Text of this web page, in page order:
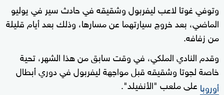
وتوفي غوتا لاعب ليفربول وشقيقه في حادث سير في يوليو
الماضي، بعد خروج سيارتهما عن مسارها، وذلك بعد أيام قليلة
من زفافه.
وقدم النادي الملكي، في وقت سابق من هذا الشهر، تحية
خاصة لجوتا وشقيقه قبل مواجهة ليفربول في دوري أبطال
أوروبا على ملعب "الأنفيلد".